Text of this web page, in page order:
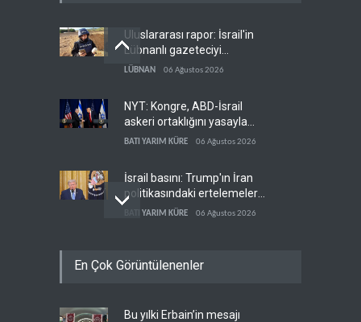
Uluslararası rapor: İsrail'in
Lübnanlı gazeteciyi
öldürmesi savaş suçu
LÜBNAN 06 Ağustos 2026
NYT: Kongre, ABD-İsrail
askeri ortaklığını yasayla
kalıcılaştırıyor
BATI YARIM KÜRE 06 Ağustos 2026
İsrail basını: Trump'ın İran
politikasındaki ertelemeler
ABD seçimlerini riske atıyor
BATI YARIM KÜRE 06 Ağustos 2026
ağır darbe: İki asker öldü
En Çok Görüntülenenler
Bu yılki Erbain’in mesajı